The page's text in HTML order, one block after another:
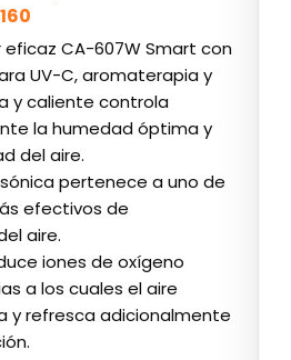
eficaz CA-607W Smart con
UV-C, aromaterapia y
y caliente controla
la humedad óptima y
del aire.
pertenece a uno de
efectivos de
aire.
iones de oxígeno
a los cuales el aire
y refresca adicionalmente